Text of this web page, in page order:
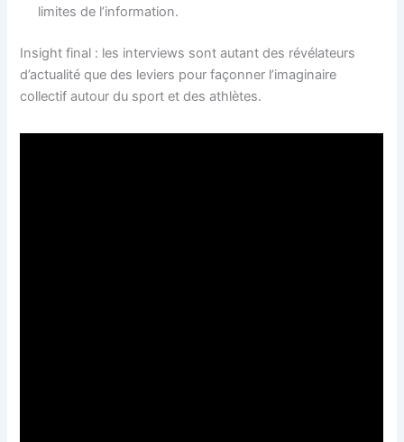
limites de l’information.
Insight final : les interviews sont autant des révélateurs
d’actualité que des leviers pour façonner l’imaginaire
collectif autour du sport et des athlètes.